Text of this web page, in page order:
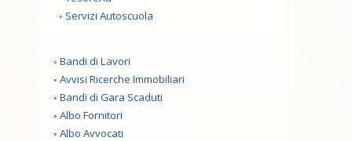
Servizi Autoscuola
Bandi di Lavori
Avvisi Ricerche Immobiliari
Bandi di Gara Scaduti
Albo Fornitori
Albo Avvocati